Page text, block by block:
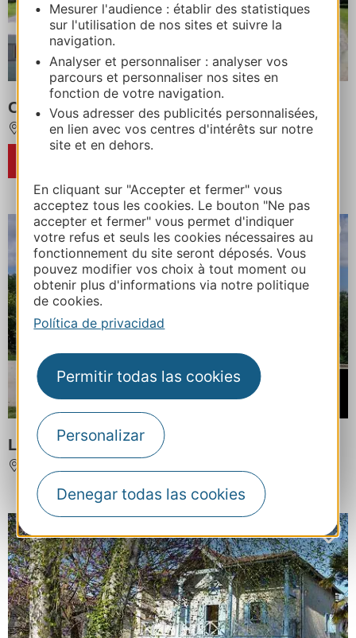
Mesurer l'audience : établir des statistiques
sur l'utilisation de nos sites et suivre la
navigation.
Analyser et personnaliser : analyser vos
parcours et personnaliser nos sites en
fonction de votre navigation.
Vous adresser des publicités personnalisées,
en lien avec vos centres d'intérêts sur notre
site et en dehors.
En cliquant sur "Accepter et fermer" vous
acceptez tous les cookies. Le bouton "Ne pas
accepter et fermer" vous permet d'indiquer
votre refus et seuls les cookies nécessaires au
fonctionnement du site seront déposés. Vous
pouvez modifier vos choix à tout moment ou
obtenir plus d'informations via notre politique
de cookies.
Política de privacidad
Permitir todas las cookies
Personalizar
Denegar todas las cookies
CAMPING LE PAIN DE SUCRE
GEDRE
La Pouzaque